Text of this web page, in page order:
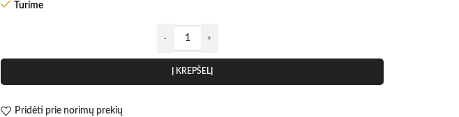
Turime
Į KREPŠELĮ
Pridėti prie norimų prekių